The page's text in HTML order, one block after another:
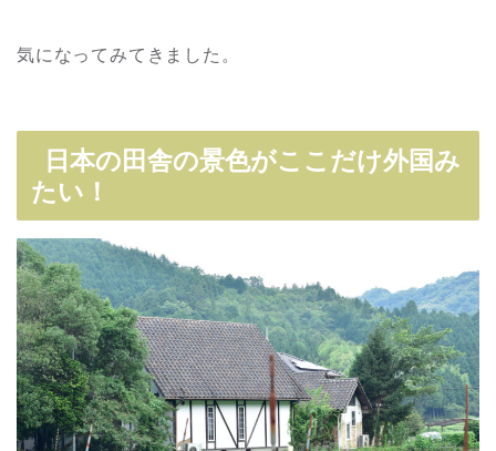
気になってみてきました。
日本の田舎の景色がここだけ外国み
たい！